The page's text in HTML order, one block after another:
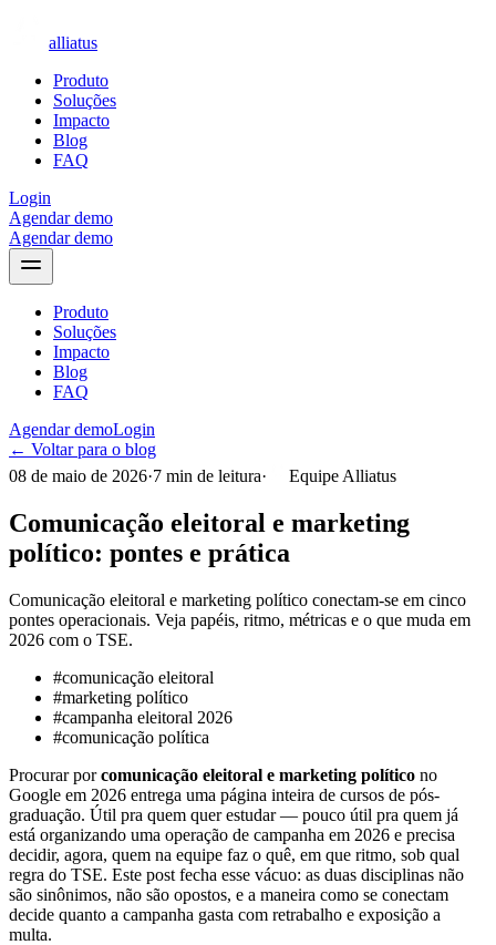
alliatus
Produto
Soluções
Impacto
Blog
FAQ
Login
Agendar demo
Agendar demo
Produto
Soluções
Impacto
Blog
FAQ
Agendar demoLogin
← Voltar para o blog
08 de maio de 2026·7 min de leitura· Equipe Alliatus
Comunicação eleitoral e marketing
político: pontes e prática
Comunicação eleitoral e marketing político conectam-se em cinco
pontes operacionais. Veja papéis, ritmo, métricas e o que muda em
2026 com o TSE.
#comunicação eleitoral
#marketing político
#campanha eleitoral 2026
#comunicação política
Procurar porcomunicação eleitoral e marketing político no
Google em 2026 entrega uma página inteira de cursos de pós-
graduação. Útil pra quem quer estudar — pouco útil pra quem já
está organizando uma operação de campanha em 2026 e precisa
decidir, agora, quem na equipe faz o quê, em que ritmo, sob qual
regra do TSE. Este post fecha esse vácuo: as duas disciplinas não
são sinônimos, não são opostos, e a maneira como se conectam
decide quanto a campanha gasta com retrabalho e exposição a
multa.